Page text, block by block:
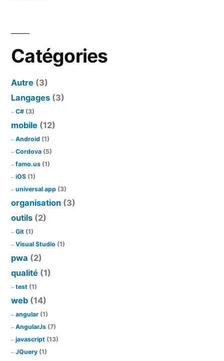
Catégories
Autre (3)
Langages (3)
C# (3)
mobile (12)
Android (1)
Cordova (5)
famo.us (1)
iOS (1)
universal app (3)
organisation (3)
outils (2)
Git (1)
Visual Studio (1)
pwa (2)
qualité (1)
test (1)
web (14)
angular (1)
AngularJs (7)
javascript (13)
JQuery (1)